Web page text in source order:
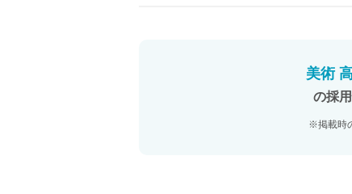
情報教員
家庭科教員
美術
の採
※掲載時